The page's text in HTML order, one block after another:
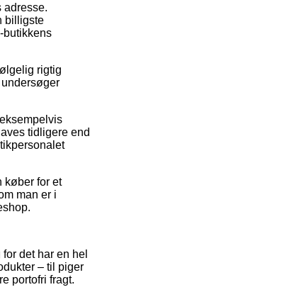
adresse.
billigste
butikkens
rigtig
tidligere end
køber for et
man er i
det har en hel
– til piger
portofri fragt.